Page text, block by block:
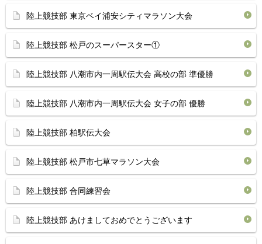
陸上競技部 東京ベイ浦安シティマラソン大会
陸上競技部 松戸のスーパースター①
陸上競技部 八潮市内一周駅伝大会 高校の部 準優勝
陸上競技部 八潮市内一周駅伝大会 女子の部 優勝
陸上競技部 柏駅伝大会
陸上競技部 松戸市七草マラソン大会
陸上競技部 合同練習会
陸上競技部 あけましておめでとうございます